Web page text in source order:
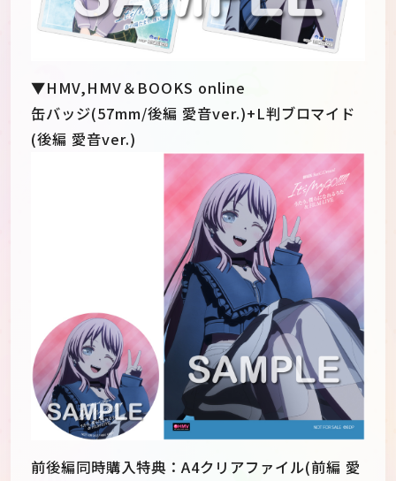
▼HMV,HMV＆BOOKS online
缶バッジ(57mm/後編 愛音ver.)+L判ブロマイド
(後編 愛音ver.)
前後編同時購入特典：A4クリアファイル(前編 愛